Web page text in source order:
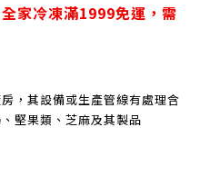
全家冷凍滿1999免運， 需
，其設備或生產管線有處理含
堅果類、芝麻及其製品